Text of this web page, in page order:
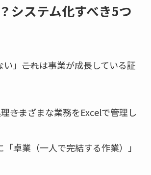
システム化すべき5つ
」――これは事業が成長している証
さまざまな業務をExcelで管理し
卓業（一人で完結する作業）」